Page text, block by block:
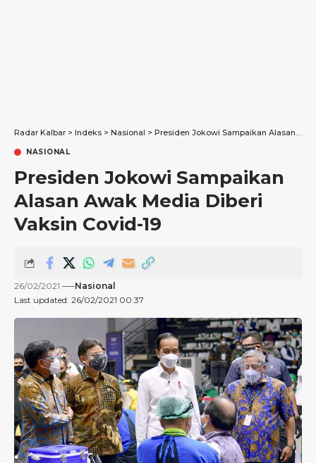
Radar Kalbar > Indeks > Nasional > Presiden Jokowi Sampaikan Alasan Awak Media Diberi Vaksin Covid-19
NASIONAL
Presiden Jokowi Sampaikan
Alasan Awak Media Diberi
Vaksin Covid-19
Last updated: 26/02/2021 00:37
26/02/2021 Nasional